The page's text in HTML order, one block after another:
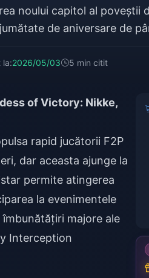
noului capitol al poveștii
de aniversare de
la:2026/05/03 5 min citit
of Victory: Nikke,
rapid jucătorii F2P
dar aceasta ajunge la
permite atingerea
la evenimentele
majore ale
Interception